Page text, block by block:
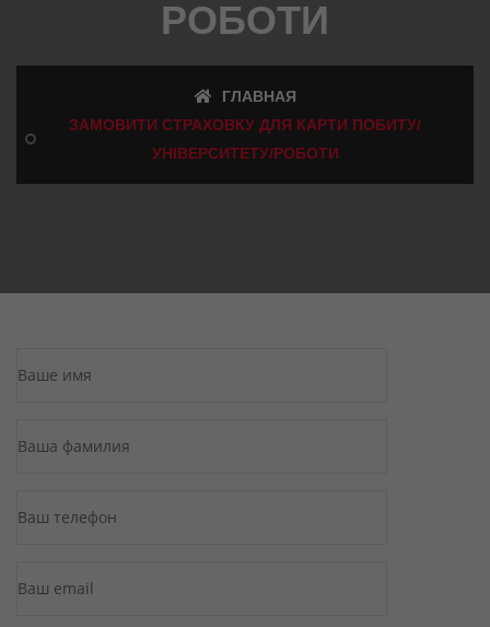
РОБОТИ
ГЛАВНАЯ
ЗАМОВИТИ СТРАХОВКУ ДЛЯ КАРТИ ПОБИТУ/
УНІВЕРСИТЕТУ/РОБОТИ